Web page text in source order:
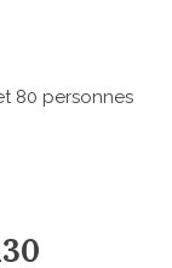
80 personnes